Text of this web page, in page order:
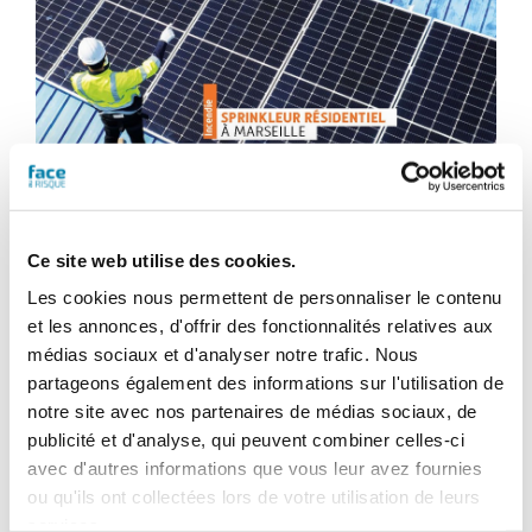
Ce site web utilise des cookies.
Les cookies nous permettent de personnaliser le contenu
et les annonces, d'offrir des fonctionnalités relatives aux
médias sociaux et d'analyser notre trafic. Nous
partageons également des informations sur l'utilisation de
notre site avec nos partenaires de médias sociaux, de
publicité et d'analyse, qui peuvent combiner celles-ci
avec d'autres informations que vous leur avez fournies
ou qu'ils ont collectées lors de votre utilisation de leurs
Face au Risque
Magazine numérique n° 610 –
Novembre-décembre 2025
46,80€ TTC